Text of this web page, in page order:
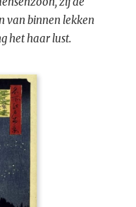
van binnen lekken
het haar lust.